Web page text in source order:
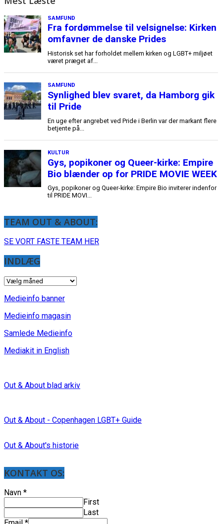
TEAM OUT & ABOUT:
SE VORT FASTE TEAM HER
INDLÆG
INDLÆG
Medieinfo banner
Medieinfo magasin
Samlede Medieinfo
Mediakit in English
Out & About blad arkiv
Out & About - Copenhagen LGBT+ Guide
Out & About's historie
KONTAKT OS:
Navn *
First
Last